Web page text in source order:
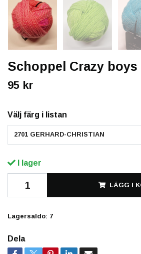
Schoppel Crazy boys
95 kr
Välj färg i listan
2701 GERHARD-CHRISTIAN
I lager
LÄGG I
Lagersaldo: 7
Dela